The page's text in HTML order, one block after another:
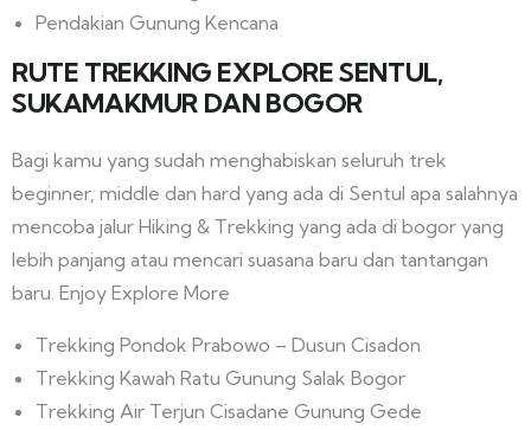
Pendakian Gunung Kencana
RUTE TREKKING EXPLORE SENTUL,
SUKAMAKMUR DAN BOGOR
Bagi kamu yang sudah menghabiskan seluruh trek
beginner, middle dan hard yang ada di Sentul apa salahnya
mencoba jalur Hiking & Trekking yang ada di bogor yang
lebih panjang atau mencari suasana baru dan tantangan
baru. Enjoy Explore More
Trekking Pondok Prabowo – Dusun Cisadon
Trekking Kawah Ratu Gunung Salak Bogor
Trekking Air Terjun Cisadane Gunung Gede